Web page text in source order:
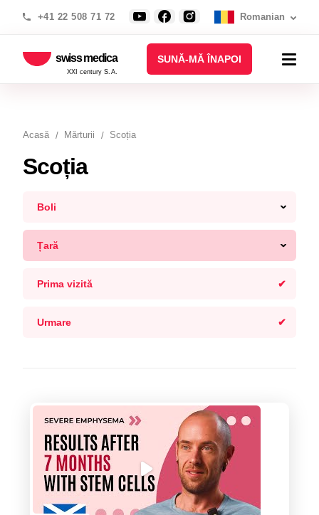
+41 22 508 71 72 Romanian
swiss medica
XXI century S.A.
SUNĂ-MĂ ÎNAPOI
Acasă Mărturii Scoția
Scoția
Boli
Țară
Prima vizită
Urmare